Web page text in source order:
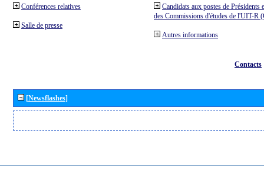
Conférences relatives
Salle de presse
Candidats aux postes de Présidents
des Commissions d'études de l'UIT-R
Autres informations
Contacts
[Newsflashes]